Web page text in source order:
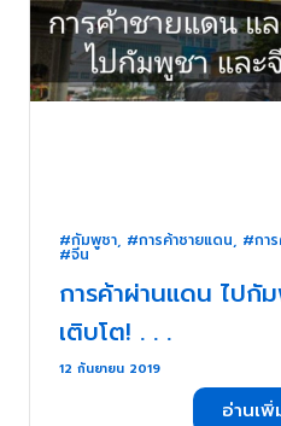
#กัมพูชา, #การค้าชายแดน, #กา
#จีน
การค้าผ่านแดน ไปกั
เติบโต! . . .
12 กันยายน 2019
อ่านเพิ่